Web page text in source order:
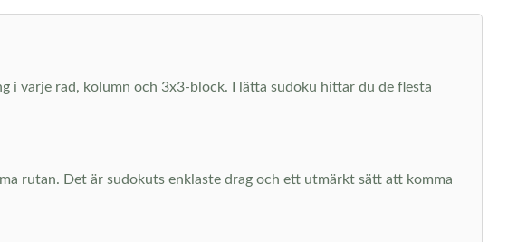
varje rad, kolumn och 3x3-block. I lätta sudoku hittar du de flesta
rutan. Det är sudokuts enklaste drag och ett utmärkt sätt att komma